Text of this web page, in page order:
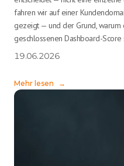
fahren wir auf einer
gezeigt — und der Grund, warum
geschlossenen Dashboard-Score
19.06.2026
Mehr lesen →